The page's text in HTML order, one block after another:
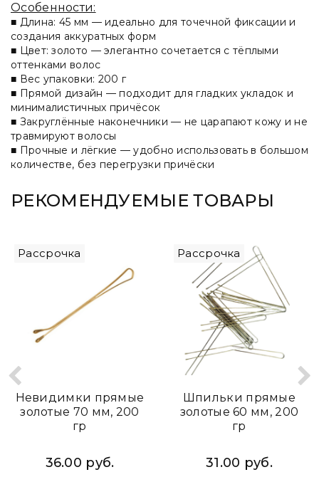
Особенности:
■ Длина: 45 мм — идеально для точечной фиксации и
создания аккуратных форм
■ Цвет: золото — элегантно сочетается с тёплыми
оттенками волос
■ Вес упаковки: 200 г
■ Прямой дизайн — подходит для гладких укладок и
минималистичных причёсок
■ Закруглённые наконечники — не царапают кожу и не
травмируют волосы
■ Прочные и лёгкие — удобно использовать в большом
количестве, без перегрузки причёски
РЕКОМЕНДУЕМЫЕ ТОВАРЫ
Рассрочка
Невидимки прямые
золотые 70 мм, 200
гр
36.00 руб.
Рассрочка
Шпильки прямые
золотые 60 мм, 200
гр
31.00 руб.